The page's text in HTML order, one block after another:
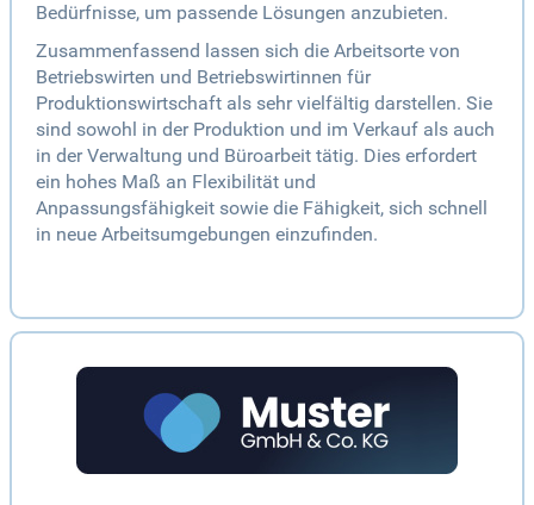
Bedürfnisse, um passende Lösungen anzubieten.
Zusammenfassend lassen sich die Arbeitsorte von
Betriebswirten und Betriebswirtinnen für
Produktionswirtschaft als sehr vielfältig darstellen. Sie
sind sowohl in der Produktion und im Verkauf als auch
in der Verwaltung und Büroarbeit tätig. Dies erfordert
ein hohes Maß an Flexibilität und
Anpassungsfähigkeit sowie die Fähigkeit, sich schnell
in neue Arbeitsumgebungen einzufinden.